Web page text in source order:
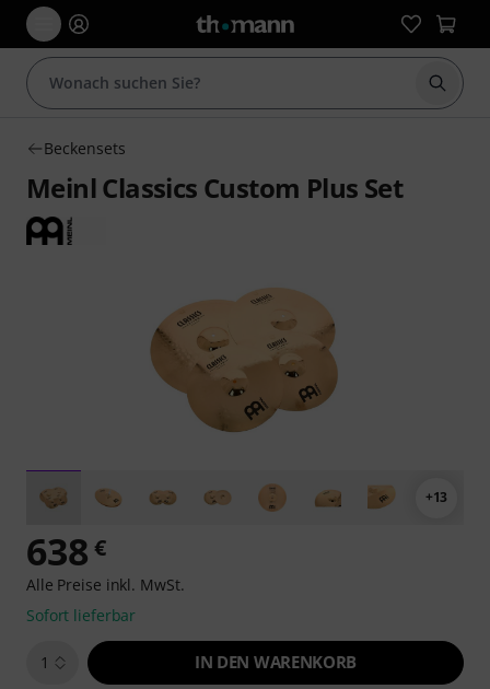
Suche
Beckensets
Meinl Classics Custom Plus Set
+13
638 €
Alle Preise inkl. MwSt.
Sofort lieferbar
1 IN DEN WARENKORB